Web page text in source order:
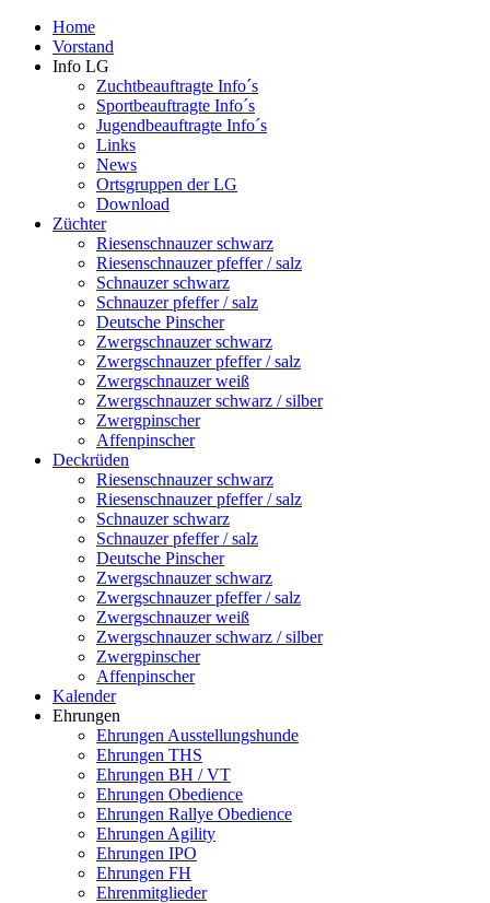
Home
Vorstand
Info LG
Zuchtbeauftragte Info´s
Sportbeauftragte Info´s
Jugendbeauftragte Info´s
Links
News
Ortsgruppen der LG
Download
Züchter
Riesenschnauzer schwarz
Riesenschnauzer pfeffer / salz
Schnauzer schwarz
Schnauzer pfeffer / salz
Deutsche Pinscher
Zwergschnauzer schwarz
Zwergschnauzer pfeffer / salz
Zwergschnauzer weiß
Zwergschnauzer schwarz / silber
Zwergpinscher
Affenpinscher
Deckrüden
Riesenschnauzer schwarz
Riesenschnauzer pfeffer / salz
Schnauzer schwarz
Schnauzer pfeffer / salz
Deutsche Pinscher
Zwergschnauzer schwarz
Zwergschnauzer pfeffer / salz
Zwergschnauzer weiß
Zwergschnauzer schwarz / silber
Zwergpinscher
Affenpinscher
Kalender
Ehrungen
Ehrungen Ausstellungshunde
Ehrungen THS
Ehrungen BH / VT
Ehrungen Obedience
Ehrungen Rallye Obedience
Ehrungen Agility
Ehrungen IPO
Ehrungen FH
Ehrenmitglieder